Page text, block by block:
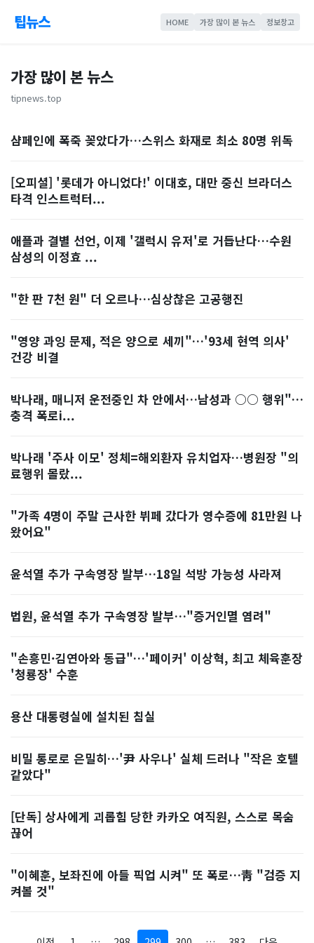
팁뉴스 HOME 가장 많이 본 뉴스 정보창고
가장 많이 본 뉴스
tipnews.top
샴페인에 폭죽 꽂았다가…스위스 화재로 최소 80명 위독
[오피셜] '롯데가 아니었다!' 이대호, 대만 중신 브라더스
타격 인스트럭터...
애플과 결별 선언, 이제 '갤럭시 유저'로 거듭난다…수원
삼성의 이정효 ...
"한 판 7천 원" 더 오르나…심상찮은 고공행진
"영양 과잉 문제, 적은 양으로 세끼"…'93세 현역 의사'
건강 비결
박나래, 매니저 운전중인 차 안에서…남성과 ○○ 행위"…
충격 폭로i...
박나래 '주사 이모' 정체=해외환자 유치업자…병원장 "의
료행위 몰랐...
"가족 4명이 주말 근사한 뷔페 갔다가 영수증에 81만원 나
왔어요"
윤석열 추가 구속영장 발부…18일 석방 가능성 사라져
법원, 윤석열 추가 구속영장 발부…"증거인멸 염려"
"손흥민·김연아와 동급"…'페이커' 이상혁, 최고 체육훈장
'청룡장' 수훈
용산 대통령실에 설치된 침실
비밀 통로로 은밀히…'尹 사우나' 실체 드러나 "작은 호텔
같았다"
[단독] 상사에게 괴롭힘 당한 카카오 여직원, 스스로 목숨
끊어
"이혜훈, 보좌진에 아들 픽업 시켜" 또 폭로…靑 "검증 지
켜볼 것"